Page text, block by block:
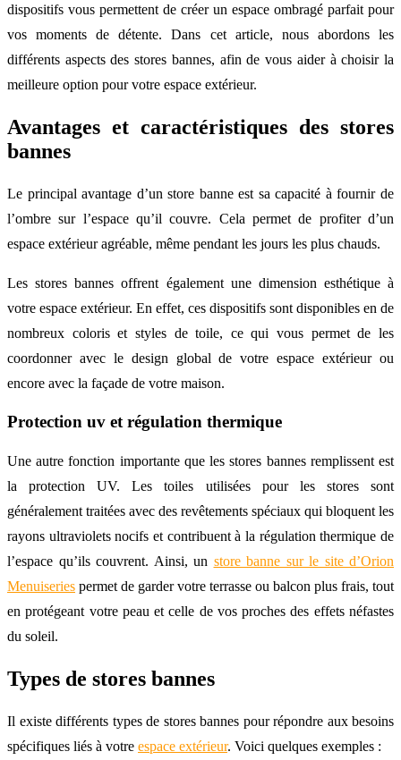
dispositifs vous permettent de créer un espace ombragé parfait pour
vos moments de détente. Dans cet article, nous abordons les
différents aspects des stores bannes, afin de vous aider à choisir la
meilleure option pour votre espace extérieur.
Avantages et caractéristiques des stores
bannes
Le principal avantage d’un store banne est sa capacité à fournir de
l’ombre sur l’espace qu’il couvre. Cela permet de profiter d’un
espace extérieur agréable, même pendant les jours les plus chauds.
Les stores bannes offrent également une dimension esthétique à
votre espace extérieur. En effet, ces dispositifs sont disponibles en de
nombreux coloris et styles de toile, ce qui vous permet de les
coordonner avec le design global de votre espace extérieur ou
encore avec la façade de votre maison.
Protection uv et régulation thermique
Une autre fonction importante que les stores bannes remplissent est
la protection UV. Les toiles utilisées pour les stores sont
généralement traitées avec des revêtements spéciaux qui bloquent les
rayons ultraviolets nocifs et contribuent à la régulation thermique de
l’espace qu’ils couvrent. Ainsi, un store banne sur le site d’Orion
Menuiseries permet de garder votre terrasse ou balcon plus frais, tout
en protégeant votre peau et celle de vos proches des effets néfastes
du soleil.
Types de stores bannes
Il existe différents types de stores bannes pour répondre aux besoins
spécifiques liés à votre espace extérieur. Voici quelques exemples :